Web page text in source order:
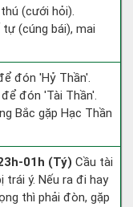
(cưới hỏi).
(cúng bái), mai
đón 'Hỷ Thần'.
đón 'Tài Thần'.
Bắc gặp Hạc Thần
01h (Tý) Cầu tài
trái ý. Nếu ra đi hay
thì phải đòn, gặp